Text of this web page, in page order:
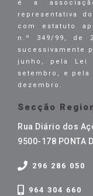
é a
representativa
com estatuto
n.º 349/99, de
sucessivamente
junho, pela Lei
setembro, e pela
dezembro.
Secção
Rua Diário dos
9500-178 PONTA
296 286 050
964 304 660